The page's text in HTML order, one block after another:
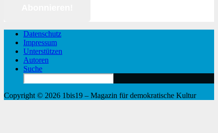
Datenschutz
Impressum
Unterstützen
Autoren
Suche
Search
for:
Copyright © 2026 1bis19 – Magazin für demokratische Kultur